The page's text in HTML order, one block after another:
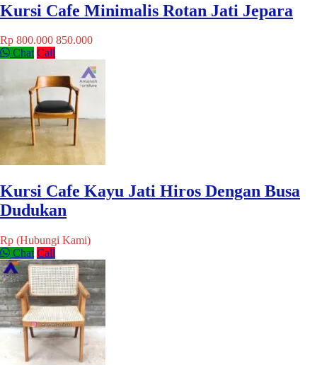
Kursi Cafe Minimalis Rotan Jati Jepara
Rp 800.000 850.000
Chat Call
Kursi Cafe Kayu Jati Hiros Dengan Busa
Dudukan
Rp (Hubungi Kami)
Chat Call